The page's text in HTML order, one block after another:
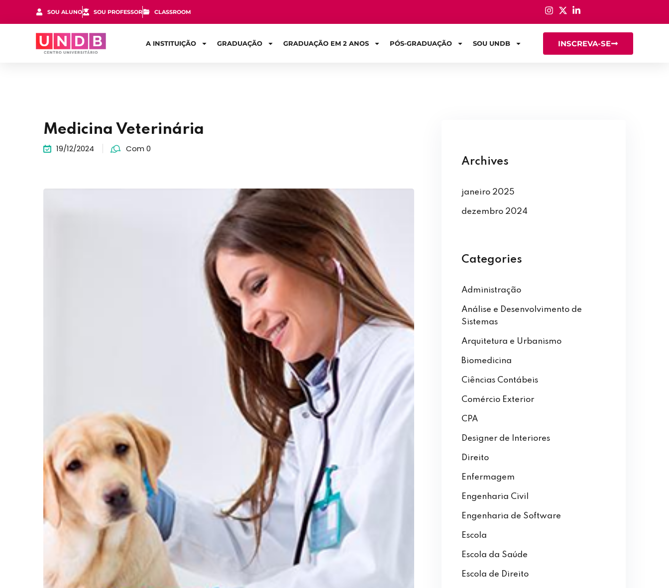
SOU ALUNO SOU PROFESSOR CLASSROOM
A INSTITUIÇÃO GRADUAÇÃO GRADUAÇÃO EM 2 ANOS PÓS-GRADUAÇÃO SOU UNDB INSCREVA-SE
Medicina Veterinária
19/12/2024 Com 0
Archives
janeiro 2025
dezembro 2024
Categories
Administração
Análise e Desenvolvimento de
Sistemas
Arquitetura e Urbanismo
Biomedicina
Ciências Contábeis
Comércio Exterior
CPA
Designer de Interiores
Direito
Enfermagem
Engenharia Civil
Engenharia de Software
Escola
Escola da Saúde
Escola de Direito
Remember me Lost your password?